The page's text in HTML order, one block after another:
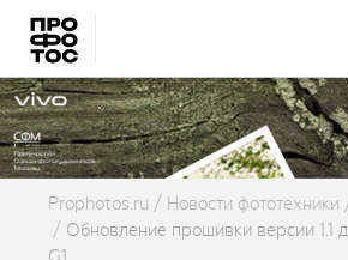
Prophotos.ru Новости фототехники
Обновление прошивки версии 1.1